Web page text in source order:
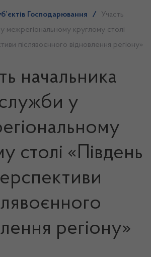
Господарювання /
Участь
межрегіональному круглому столі
післявоєнного відновлення регіону»
начальника
у
столі «Південь
регіону»